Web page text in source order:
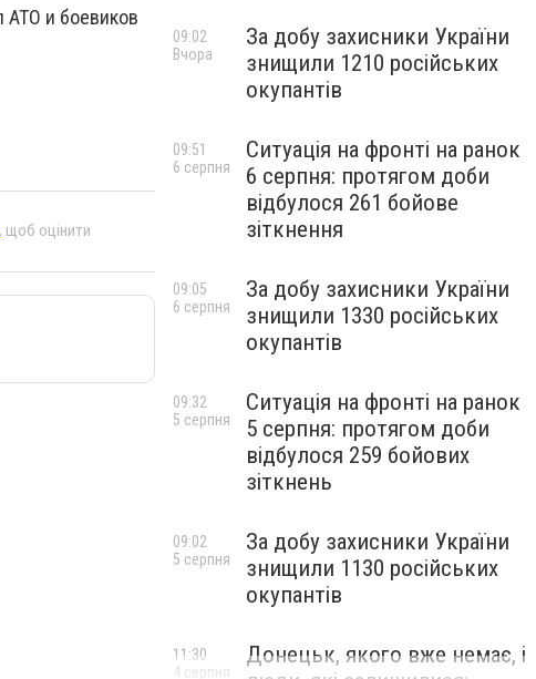
АТО и боевиков
, щоб оцінити
За добу захисники України
знищили 1210 російських
окупантів
09:02
Вчора
Ситуація на фронті на ранок
6 серпня: протягом доби
відбулося 261 бойове
зіткнення
09:51
6 серпня
За добу захисники України
знищили 1330 російських
окупантів
09:05
6 серпня
Ситуація на фронті на ранок
5 серпня: протягом доби
відбулося 259 бойових
зіткнень
09:32
5 серпня
За добу захисники України
знищили 1130 російських
окупантів
09:02
5 серпня
Донецьк, якого вже немає, і
11:30
4 серпня